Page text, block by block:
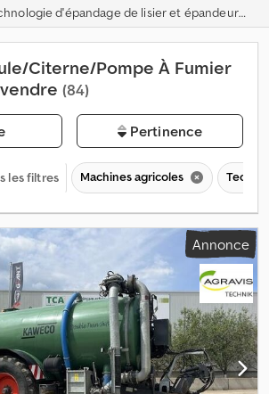
d'épandage de lisier et épandeurs à
Citerne/Pompe À Fumier
(84)
Pertinence
les filtres Machines agricoles
Annonce